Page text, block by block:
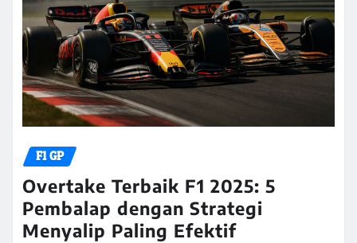
F1 GP
Overtake Terbaik F1 2025: 5
Pembalap dengan Strategi
Menyalip Paling Efektif